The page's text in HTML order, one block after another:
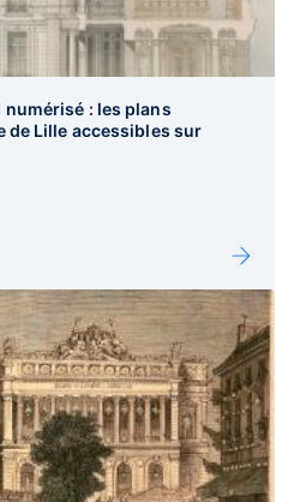
: les plans
de Lille accessibles sur